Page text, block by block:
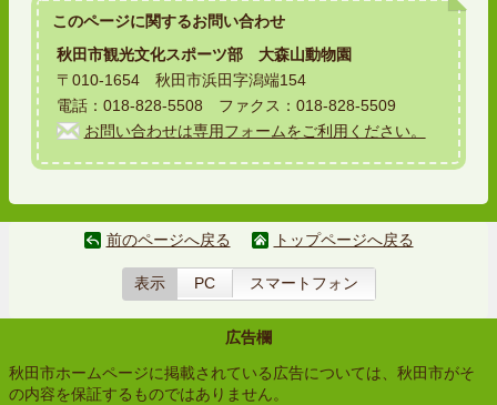
このページに関するお問い合わせ
秋田市観光文化スポーツ部 大森山動物園
〒010-1654 秋田市浜田字潟端154
電話：018-828-5508 ファクス：018-828-5509
お問い合わせは専用フォームをご利用ください。
前のページへ戻る トップページへ戻る
表示 PC スマートフォン
広告欄
秋田市ホームページに掲載されている広告については、秋田市がそ
の内容を保証するものではありません。